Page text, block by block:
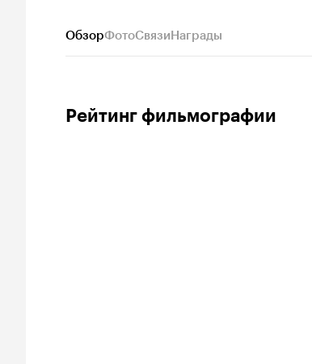
ОбзорФотоСвязиНаграды
Рейтинг фильмографии